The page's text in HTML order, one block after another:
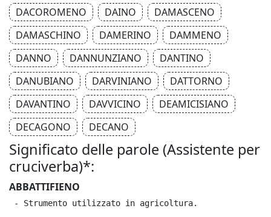
DACOROMENO
DAINO
DAMASCENO
DAMASCHINO
DAMERINO
DAMMENO
DANNO
DANNUNZIANO
DANTINO
DANUBIANO
DARVINIANO
DATTORNO
DAVANTINO
DAVVICINO
DEAMICISIANO
DECAGONO
DECANO
Significato delle parole (Assistente per
cruciverba)*:
ABBATTIFIENO
- Strumento utilizzato in agricoltura.